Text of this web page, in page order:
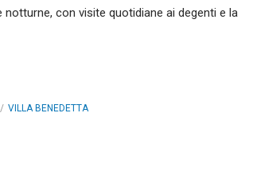
con visite quotidiane ai degenti e la
VILLA BENEDETTA